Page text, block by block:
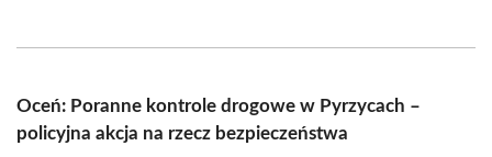
Oceń: Poranne kontrole drogowe w Pyrzycach –
policyjna akcja na rzecz bezpieczeństwa